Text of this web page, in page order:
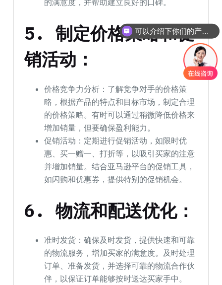
的满意度，并帮助建立良好的口碑。
5.制定价格策略和促
销活动：
价格竞争力分析：了解竞争对手的价格策
略，根据产品的特点和目标市场，制定合理
的价格策略。有时可以通过稍微降低价格来
增加销量，但要确保盈利能力。
促销活动：定期进行促销活动，如限时优
惠、买一赠一、打折等，以吸引买家的注意
并增加销量。结合亚马逊平台的促销工具，
如闪购和优惠券，提供特别的促销机会。
6.物流和配送优化：
准时发货：确保及时发货，提供快速和可靠
的物流服务，增加买家的满意度。及时处理
订单、准备发货，并选择可靠的物流合作伙
伴，以保证订单能够按时送达买家手中。
可以介绍下你们的产品么
你们是怎么收费的呢